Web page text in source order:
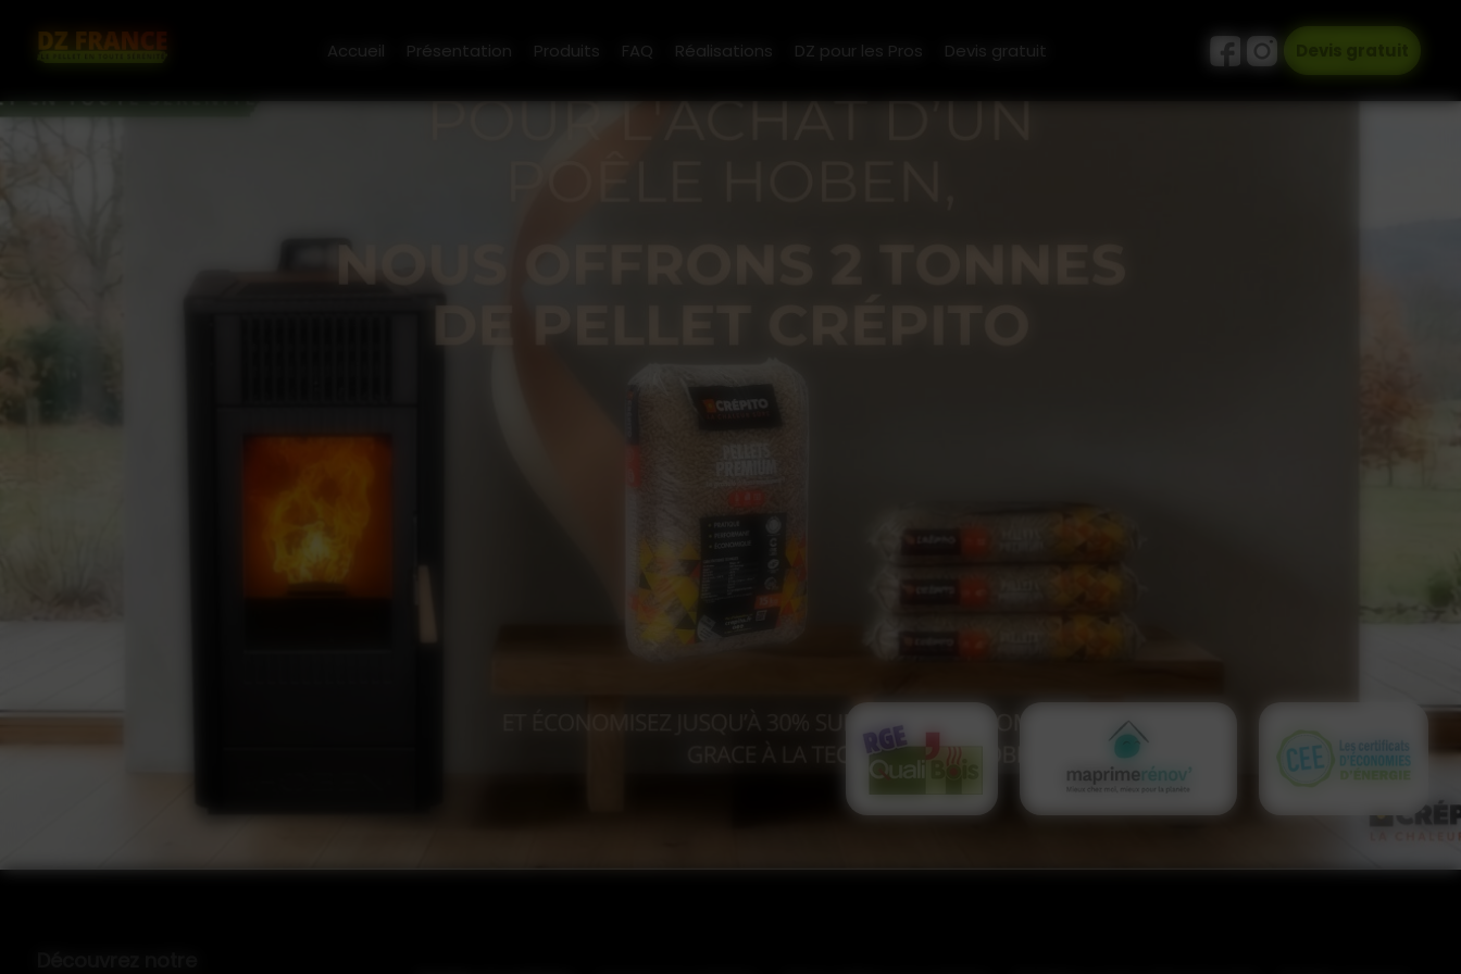
Accueil Présentation Produits FAQ Réalisations DZ pour les Pros Devis gratuit